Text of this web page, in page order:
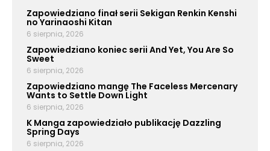
Zapowiedziano finał serii Sekigan Renkin Kenshi
no Yarinaoshi Kitan
6 sierpnia, 2026
Zapowiedziano koniec serii And Yet, You Are So
Sweet
6 sierpnia, 2026
Zapowiedziano mangę The Faceless Mercenary
Wants to Settle Down Light
6 sierpnia, 2026
K Manga zapowiedziało publikację Dazzling
Spring Days
6 sierpnia, 2026